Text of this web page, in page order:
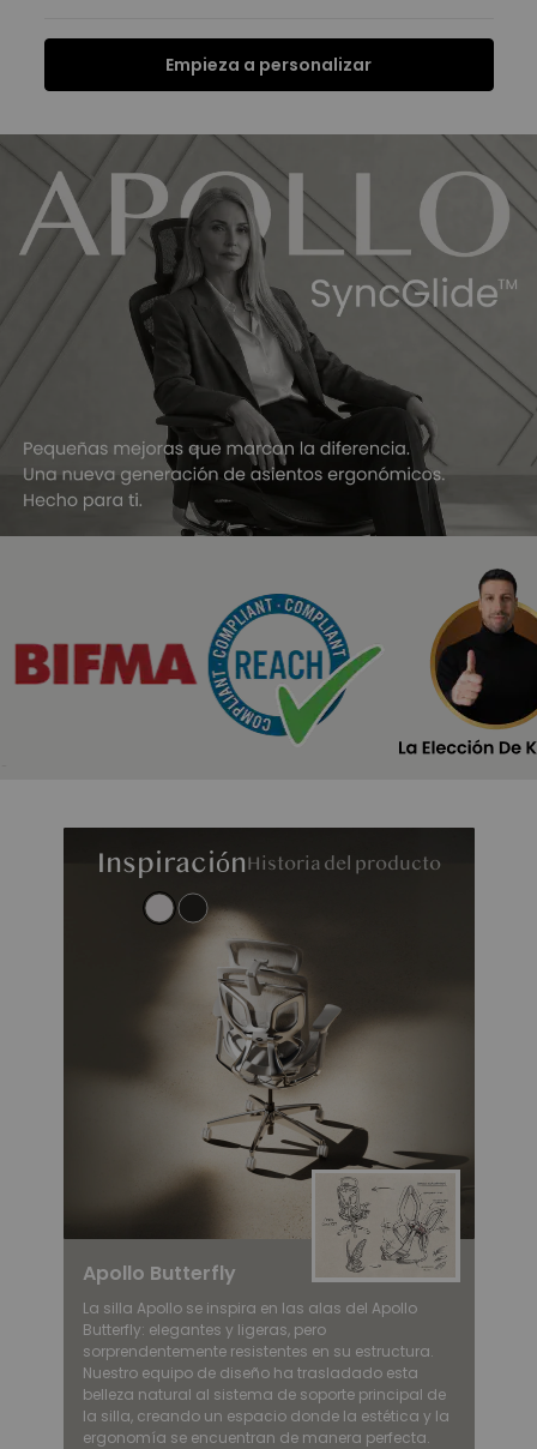
Empieza a personalizar
Ficha Técnica
InspiraciónHistoria del producto
Apollo Butterfly
La silla Apollo se inspira en las alas del Apollo
Butterfly: elegantes y ligeras, pero
sorprendentemente resistentes en su estructura.
Nuestro equipo de diseño ha trasladado esta
belleza natural al sistema de soporte principal de
la silla, creando un espacio donde la estética y la
ergonomía se encuentran de manera perfecta.